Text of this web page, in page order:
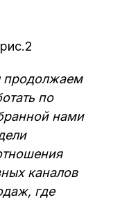
по
нами
каналов
где